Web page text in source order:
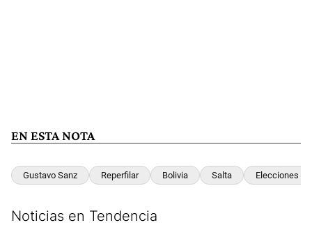
EN ESTA NOTA
Gustavo Sanz Reperfilar Bolivia Salta Elecciones
Noticias en Tendencia